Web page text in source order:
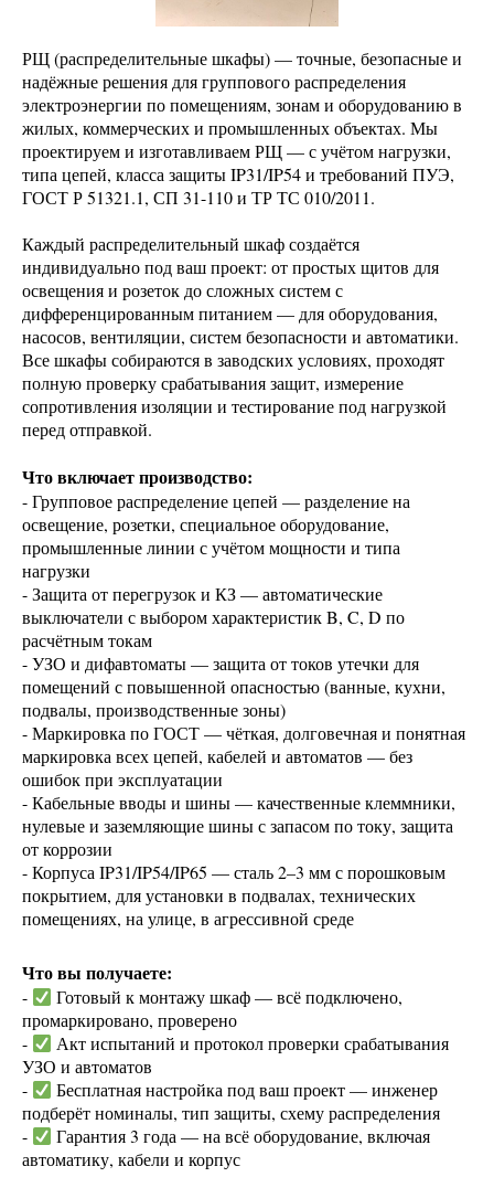
РЩ (распределительные шкафы) — точные, безопасные и
надёжные решения для группового распределения
электроэнергии по помещениям, зонам и оборудованию в
жилых, коммерческих и промышленных объектах. Мы
проектируем и изготавливаем РЩ — с учётом нагрузки,
типа цепей, класса защиты IP31/IP54 и требований ПУЭ,
ГОСТ Р 51321.1, СП 31-110 и ТР ТС 010/2011.
Каждый распределительный шкаф создаётся
индивидуально под ваш проект: от простых щитов для
освещения и розеток до сложных систем с
дифференцированным питанием — для оборудования,
насосов, вентиляции, систем безопасности и автоматики.
Все шкафы собираются в заводских условиях, проходят
полную проверку срабатывания защит, измерение
сопротивления изоляции и тестирование под нагрузкой
перед отправкой.
Что включает производство:
- Групповое распределение цепей — разделение на
освещение, розетки, специальное оборудование,
промышленные линии с учётом мощности и типа
нагрузки
- Защита от перегрузок и КЗ — автоматические
выключатели с выбором характеристик B, C, D по
расчётным токам
- УЗО и дифавтоматы — защита от токов утечки для
помещений с повышенной опасностью (ванные, кухни,
подвалы, производственные зоны)
- Маркировка по ГОСТ — чёткая, долговечная и понятная
маркировка всех цепей, кабелей и автоматов — без
ошибок при эксплуатации
- Кабельные вводы и шины — качественные клеммники,
нулевые и заземляющие шины с запасом по току, защита
от коррозии
- Корпуса IP31/IP54/IP65 — сталь 2–3 мм с порошковым
покрытием, для установки в подвалах, технических
помещениях, на улице, в агрессивной среде
Что вы получаете:
-
Готовый к монтажу шкаф — всё подключено,
промаркировано, проверено
-
Акт испытаний и протокол проверки срабатывания
УЗО и автоматов
-
Бесплатная настройка под ваш проект — инженер
подберёт номиналы, тип защиты, схему распределения
-
Гарантия 3 года — на всё оборудование, включая
автоматику, кабели и корпус